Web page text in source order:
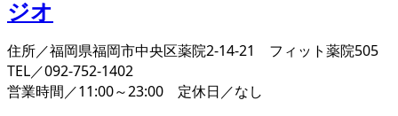
住所／福岡県福岡市中央区薬院2-14-21 フィット薬院505
TEL／092-752-1402
営業時間／11:00～23:00 定休日／なし